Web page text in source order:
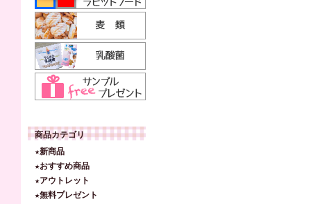
商品カテゴリ
★新商品
★おすすめ商品
★アウトレット
★無料プレゼント